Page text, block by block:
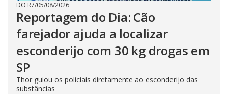
DO R7/05/08/2026
Reportagem do Dia: Cão
farejador ajuda a localizar
esconderijo com 30 kg drogas em
SP
Thor guiou os policiais diretamente ao esconderijo das
substâncias